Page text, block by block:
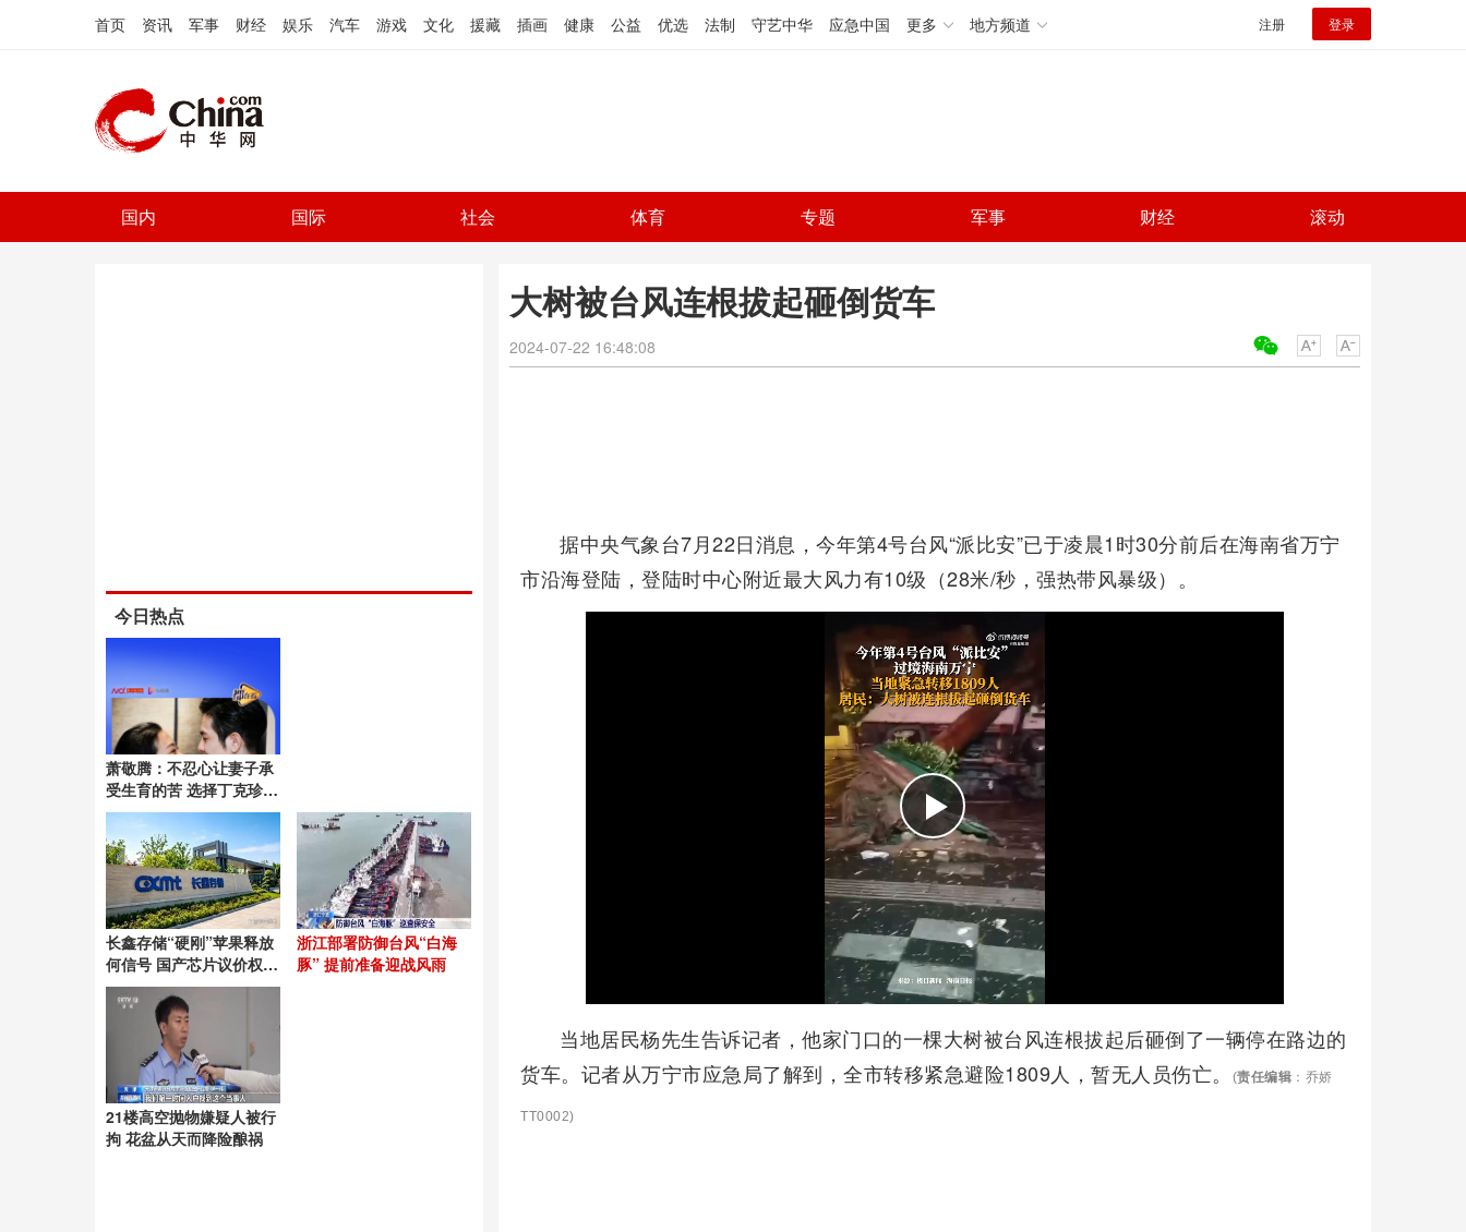
首页 资讯 军事 财经 娱乐 汽车 游戏 文化 援藏 插画 健康 公益 优选 法制 守艺中华 应急中国 更多 地方频道 注册 登录
国内 国际 社会 体育 专题 军事 财经 滚动
大树被台风连根拔起砸倒货车
2024-07-22 16:48:08
据中央气象台7月22日消息，今年第4号台风“派比安”已于凌晨1时30分前后在海南省万宁
市沿海登陆，登陆时中心附近最大风力有10级（28米/秒，强热带风暴级）。
当地居民杨先生告诉记者，他家门口的一棵大树被台风连根拔起后砸倒了一辆停在路边的
货车。记者从万宁市应急局了解到，全市转移紧急避险1809人，暂无人员伤亡。
(责任编辑 ：乔娇
TT0002)
今日热点
萧敬腾：不忍心让妻子承
受生育的苦 选择丁克珍惜
当下
长鑫存储“硬刚”苹果释放
何信号 国产芯片议价权崛
起
浙江部署防御台风“白海
豚” 提前准备迎战风雨
21楼高空抛物嫌疑人被行
拘 花盆从天而降险酿祸